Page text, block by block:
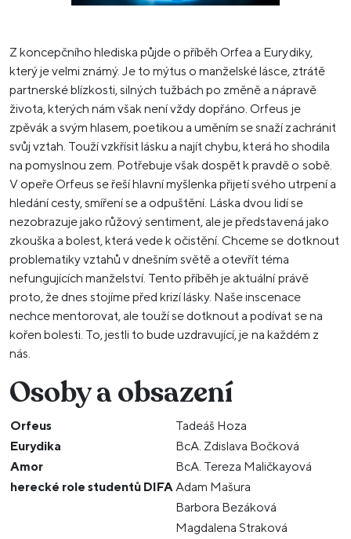
Z koncepčního hlediska půjde o příběh Orfea a Eurydiky,
který je velmi známý. Je to mýtus o manželské lásce, ztrátě
partnerské blízkosti, silných tužbách po změně a nápravě
života, kterých nám však není vždy dopřáno. Orfeus je
zpěvák a svým hlasem, poetikou a uměním se snaží zachránit
svůj vztah. Touží vzkřísit lásku a najít chybu, která ho shodila
na pomyslnou zem. Potřebuje však dospět k pravdě o sobě.
V opeře Orfeus se řeší hlavní myšlenka přijetí svého utrpení a
hledání cesty, smíření se a odpuštění. Láska dvou lidí se
nezobrazuje jako růžový sentiment, ale je představená jako
zkouška a bolest, která vede k očistění. Chceme se dotknout
problematiky vztahů v dnešním světě a otevřít téma
nefungujících manželství. Tento příběh je aktuální právě
proto, že dnes stojíme před krizí lásky. Naše inscenace
nechce mentorovat, ale touží se dotknout a podívat se na
kořen bolesti. To, jestli to bude uzdravující, je na každém z
nás.
Osoby a obsazení
Orfeus
Tadeáš Hoza
Eurydika
BcA. Zdislava Bočková
Amor
BcA. Tereza Maličkayová
herecké role studentů DIFAAdam Mašura
Barbora Bezáková
Magdalena Straková